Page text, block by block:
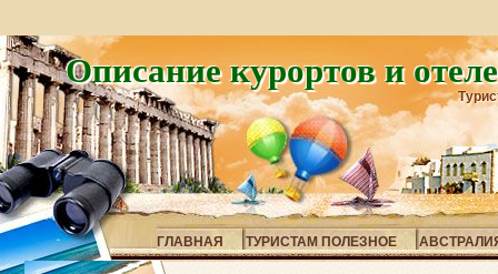
Описание курортов и
ГЛАВНАЯ ТУРИСТАМ ПОЛЕЗНОЕ